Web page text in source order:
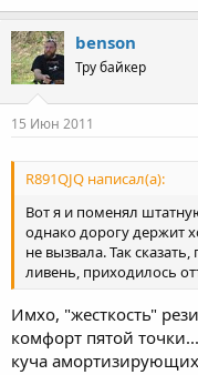
benson
Тру байкер
15 Июн 2011
R891QJQ написал(а):
Вот я и поменял
однако дорогу держит
не вызвала. Так
ливень, приходилось
Имхо, "жесткость"
комфорт пятой
куча